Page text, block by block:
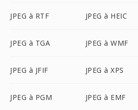
JPEG à RTF JPEG à HEIC
JPEG à TGA JPEG à WMF
JPEG à JFIF JPEG à XPS
JPEG à PGM JPEG à EMF